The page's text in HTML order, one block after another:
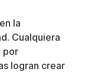
la
Cualquiera
por
logran crear